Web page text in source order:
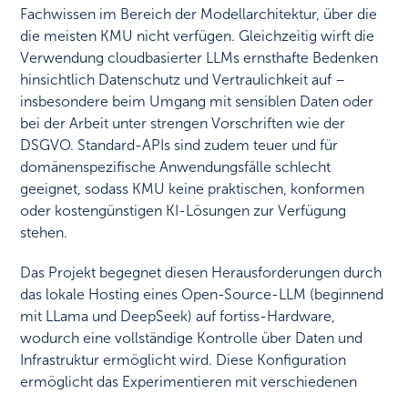
Fachwissen im Bereich der Modellarchitektur, über die
die meisten KMU nicht verfügen. Gleichzeitig wirft die
Verwendung cloudbasierter LLMs ernsthafte Bedenken
hinsichtlich Datenschutz und Vertraulichkeit auf –
insbesondere beim Umgang mit sensiblen Daten oder
bei der Arbeit unter strengen Vorschriften wie der
DSGVO. Standard-APIs sind zudem teuer und für
domänenspezifische Anwendungsfälle schlecht
geeignet, sodass KMU keine praktischen, konformen
oder kostengünstigen KI-Lösungen zur Verfügung
stehen.
Das Projekt begegnet diesen Herausforderungen durch
das lokale Hosting eines Open-Source-LLM (beginnend
mit LLama und DeepSeek) auf fortiss-Hardware,
wodurch eine vollständige Kontrolle über Daten und
Infrastruktur ermöglicht wird. Diese Konfiguration
ermöglicht das Experimentieren mit verschiedenen